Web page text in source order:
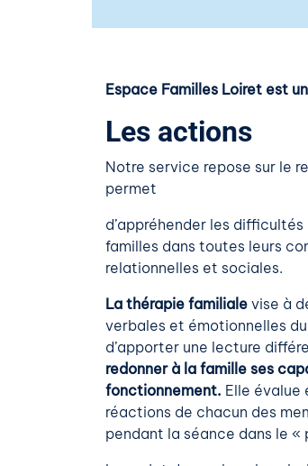
Espace Familles Loiret est
Les actions
Notre service repose sur le
permet
d’appréhender les
familles dans toutes leurs
relationnelles et sociales.
La thérapie familiale vise à
verbales et émotionnelles
d’apporter une lecture
redonner à la famille ses
fonctionnement. Elle évalue
réactions de chacun des
pendant la séance dans le «